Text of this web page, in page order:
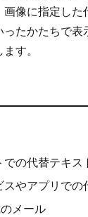
像に指定し
たかたちで
す。
の代替テキス
やアプリでの
メール